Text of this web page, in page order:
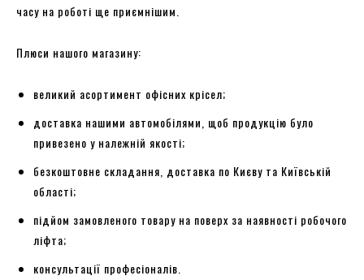
часу на роботі ще приємнішим.
Плюси нашого магазину:
великий асортимент офісних крісел;
доставка нашими автомобілями, щоб продукцію було
привезено у належній якості;
безкоштовне складання, доставка по Києву та Київській
області;
підйом замовленого товару на поверх за наявності робочого
ліфта;
консультації професіоналів.